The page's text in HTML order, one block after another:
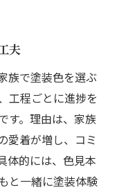
夫
族で塗装色を選ぶ
工程ごとに進捗を
す。理由は、家族
愛着が増し、コミ
体的には、色見本
と一緒に塗装体験